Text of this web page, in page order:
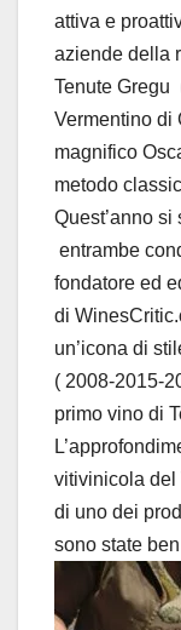
attiva e
aziende della
Tenute Gregu
Vermentino di
magnifico
metodo
Quest’anno
entrambe
fondatore ed
di
un’icona di
( 2008-2015-
primo vino di
vitivinicola del
di uno dei
sono state